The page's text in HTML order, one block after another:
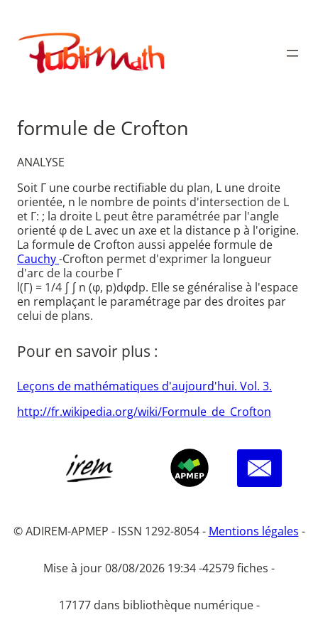
contenu
Publimath
formule de Crofton
ANALYSE
Soit Γ une courbe rectifiable du plan, L une droite
orientée, n le nombre de points d'intersection de L
et Γ: ; la droite L peut être paramétrée par l'angle
orienté φ de L avec un axe et la distance p à l'origine.
La formule de Crofton aussi appelée formule de
Cauchy-Crofton permet d'exprimer la longueur
d'arc de la courbe Γ
l(Γ) = 1/4 ∫ ∫ n (φ, p)dφdp. Elle se généralise à l'espace
en remplaçant le paramétrage par des droites par
celui de plans.
Pour en savoir plus :
Leçons de mathématiques d'aujourd'hui. Vol. 3.
http://fr.wikipedia.org/wiki/Formule_de_Crofton
© ADIREM-APMEP - ISSN 1292-8054 - Mentions légales -
Mise à jour 08/08/2026 19:34 -42579 fiches -
17177 dans bibliothèque numérique -